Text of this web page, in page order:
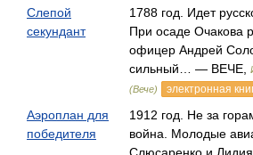
Слепой
секундант
1788 год. Идет
При осаде Очакова
офицер Андрей
сильный… — ВЕЧЕ,
(Вече)
электронная
Аэроплан для
победителя
1912 год. Не за
война. Молодые